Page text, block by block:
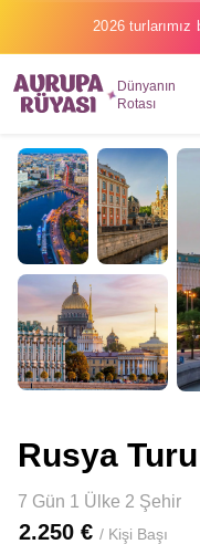
2026 turlarımız
Dünyanın
Rotası
Rusya Turu
7 Gün 1 Ülke 2 Şehir
2.250 € / Kişi Başı